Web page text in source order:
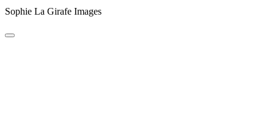
Sophie La Girafe Images